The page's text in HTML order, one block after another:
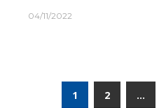
04/11/2022
Pagination
1 2 …